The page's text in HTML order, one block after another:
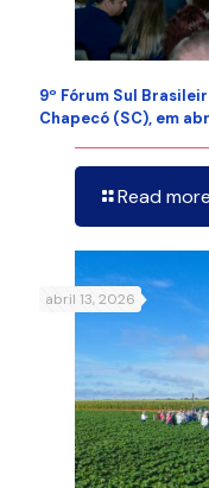
9º Fórum Sul
Chapecó (SC), em
Read more
abril 13, 2026